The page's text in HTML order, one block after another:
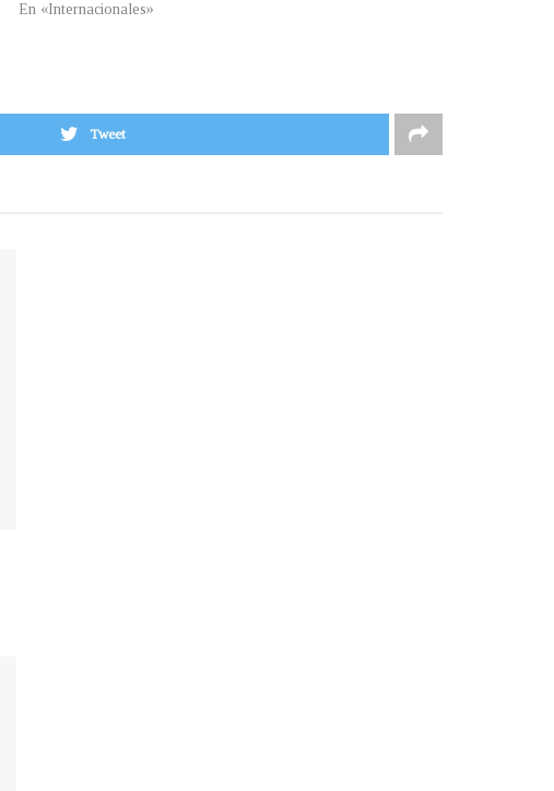
En «Internacionales»
Tweet